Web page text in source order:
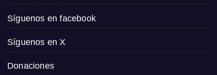
Síguenos en facebook
Síguenos en X
Donaciones